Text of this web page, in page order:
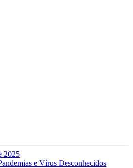
2025
e Vírus Desconhecidos